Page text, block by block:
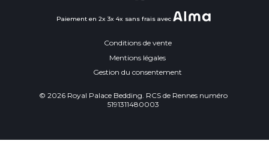
Paiement en 2x 3x 4x sans frais avec
© 2026 Royal Palace Bedding. RCS de Rennes numéro
5191311480003
Conditions de vente
Mentions légales
Gestion du consentement